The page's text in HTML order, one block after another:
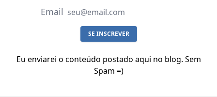
Email
SE INSCREVER
Eu enviarei o conteúdo postado aqui no blog. Sem
Spam =)